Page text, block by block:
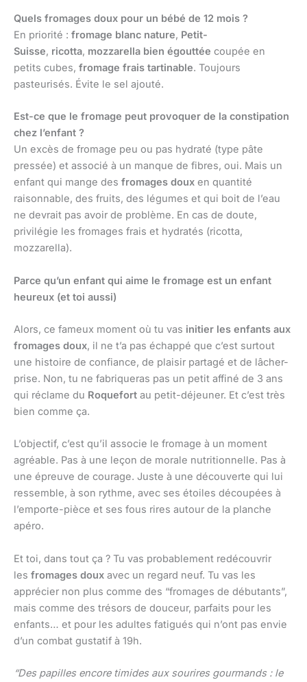
Quels fromages doux pour un bébé de 12 mois ?
En priorité : fromage blanc nature, Petit-
Suisse, ricotta, mozzarella bien égouttée coupée en
petits cubes, fromage frais tartinable. Toujours
pasteurisés. Évite le sel ajouté.
Est-ce que le fromage peut provoquer de la constipation
chez l’enfant ?
Un excès de fromage peu ou pas hydraté (type pâte
pressée) et associé à un manque de fibres, oui. Mais un
enfant qui mange des fromages doux en quantité
raisonnable, des fruits, des légumes et qui boit de l’eau
ne devrait pas avoir de problème. En cas de doute,
privilégie les fromages frais et hydratés (ricotta,
mozzarella).
Parce qu’un enfant qui aime le fromage est un enfant
heureux (et toi aussi)
Alors, ce fameux moment où tu vas initier les enfants aux
fromages doux, il ne t’a pas échappé que c’est surtout
une histoire de confiance, de plaisir partagé et de lâcher-
prise. Non, tu ne fabriqueras pas un petit affiné de 3 ans
qui réclame du Roquefort au petit-déjeuner. Et c’est très
bien comme ça.
L’objectif, c’est qu’il associe le fromage à un moment
agréable. Pas à une leçon de morale nutritionnelle. Pas à
une épreuve de courage. Juste à une découverte qui lui
ressemble, à son rythme, avec ses étoiles découpées à
l’emporte-pièce et ses fous rires autour de la planche
apéro.
Et toi, dans tout ça ? Tu vas probablement redécouvrir
les fromages doux avec un regard neuf. Tu vas les
apprécier non plus comme des “fromages de débutants”,
mais comme des trésors de douceur, parfaits pour les
enfants… et pour les adultes fatigués qui n’ont pas envie
d’un combat gustatif à 19h.
“Des papilles encore timides aux sourires gourmands : le